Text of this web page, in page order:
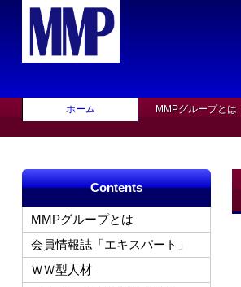
ホーム MMPグループとは
Contents
MMPグループとは
会員情報誌「エキスパート」
ＷＷ型人材